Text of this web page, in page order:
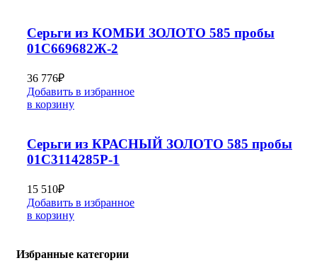
Серьги из КОМБИ ЗОЛОТО 585 пробы
01С669682Ж-2
36 776₽
Добавить в избранное
в корзину
Серьги из КРАСНЫЙ ЗОЛОТО 585 пробы
01С3114285Р-1
15 510₽
Добавить в избранное
в корзину
Избранные категории